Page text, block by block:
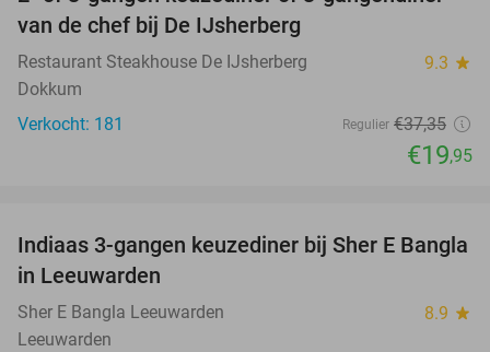
van de chef bij De IJsherberg
Restaurant Steakhouse De IJsherberg 9.3 star
Dokkum
Verkocht: 181
Regulier €37,35
€19,95
36%
Indiaas 3-gangen keuzediner bij Sher E Bangla
in Leeuwarden
Sher E Bangla Leeuwarden 8.9 star
Leeuwarden